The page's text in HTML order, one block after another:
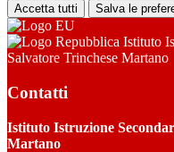
Accetta tutti Salva le
Istituto
Salvatore Trinchese Martano
Contatti
Istituto Istruzione
Martano